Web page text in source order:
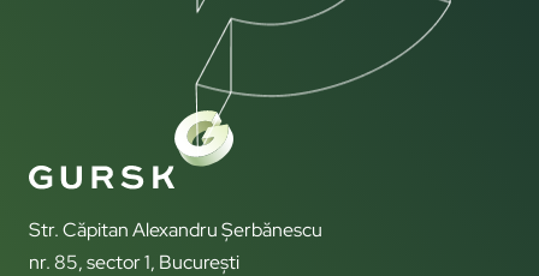
Str. Căpitan Alexandru Șerbănescu
nr. 85, sector 1, București